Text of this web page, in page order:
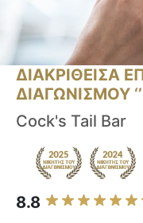
ΔΙΑΚΡΙΘΕΙΣΑ
ΔΙΑΓΩΝΙΣΜΟΥ ‘’
Cock's Tail Bar
8.8